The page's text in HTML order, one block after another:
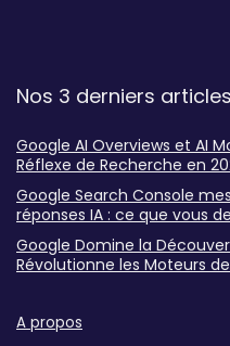
Nos 3 derniers articles
Google AI Overviews et AI
Réflexe de Recherche en
Google Search Console
réponses IA : ce que vous
Google Domine la
Révolutionne les Moteurs
A propos